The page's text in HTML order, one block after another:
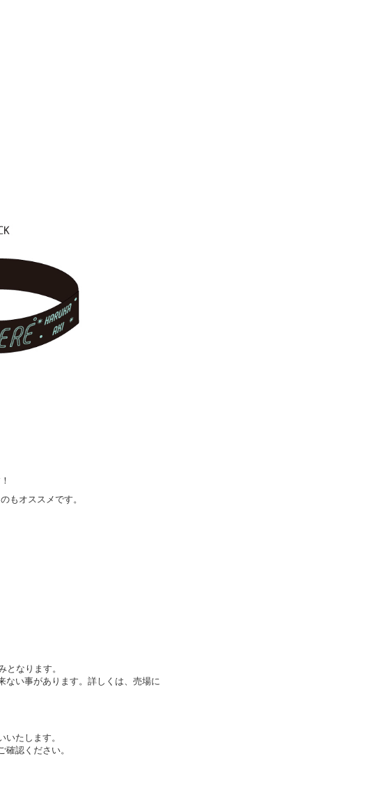
もオススメです。
なります。
い事があります。詳しくは、売場に
たします。
認ください。